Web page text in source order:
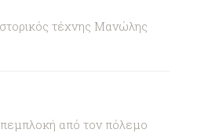
τέχνης Μανώλης
από τον πόλεμο